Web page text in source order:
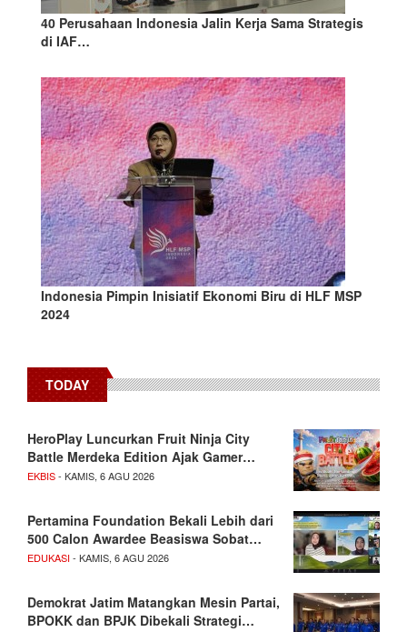
40 Perusahaan Indonesia Jalin Kerja Sama Strategis
di IAF…
Indonesia Pimpin Inisiatif Ekonomi Biru di HLF MSP
2024
TODAY
HeroPlay Luncurkan Fruit Ninja City
Battle Merdeka Edition Ajak Gamer…
EKBIS- KAMIS, 6 AGU 2026
Pertamina Foundation Bekali Lebih dari
500 Calon Awardee Beasiswa Sobat…
EDUKASI- KAMIS, 6 AGU 2026
Demokrat Jatim Matangkan Mesin Partai,
BPOKK dan BPJK Dibekali Strategi…